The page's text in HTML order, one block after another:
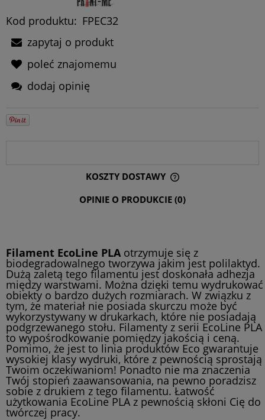
Kod produktu: FPEC32
zapytaj o produkt
poleć znajomemu
dodaj opinię
KOSZTY DOSTAWY
CENA NIE ZAWIERA EWENTUALNYCH KOSZTÓW PŁATNOŚCI
OPINIE O PRODUKCIE (0)
Filament EcoLine PLAotrzymuje się z
biodegradowalnego tworzywa jakim jest polilaktyd.
Dużą zaletą tego filamentu jest doskonała adhezja
między warstwami. Można dzięki temu wydrukować
obiekty o bardzo dużych rozmiarach. W związku z
tym, że materiał nie posiada skurczu może być
wykorzystywany w drukarkach, które nie posiadają
podgrzewanego stołu. Filamenty z serii EcoLine PLA
to wypośrodkowanie pomiędzy jakością i ceną.
Pomimo, że jest to linia produktów Eco gwarantuje
wysokiej klasy wydruki, które z pewnością sprostają
Twoim oczekiwaniom! Ponadto nie ma znaczenia
Twój stopień zaawansowania, na pewno poradzisz
sobie z drukiem z tego filamentu. Łatwość
użytkowania EcoLine PLA z pewnością skłoni Cię do
twórczej pracy.